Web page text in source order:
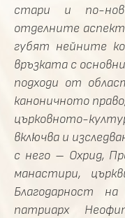
стари и по-
отделните
губят нейните
връзката с
подходи от
каноничното
църковното-
включва и
с него – Охрид,
манастири,
Благодарност
патриарх